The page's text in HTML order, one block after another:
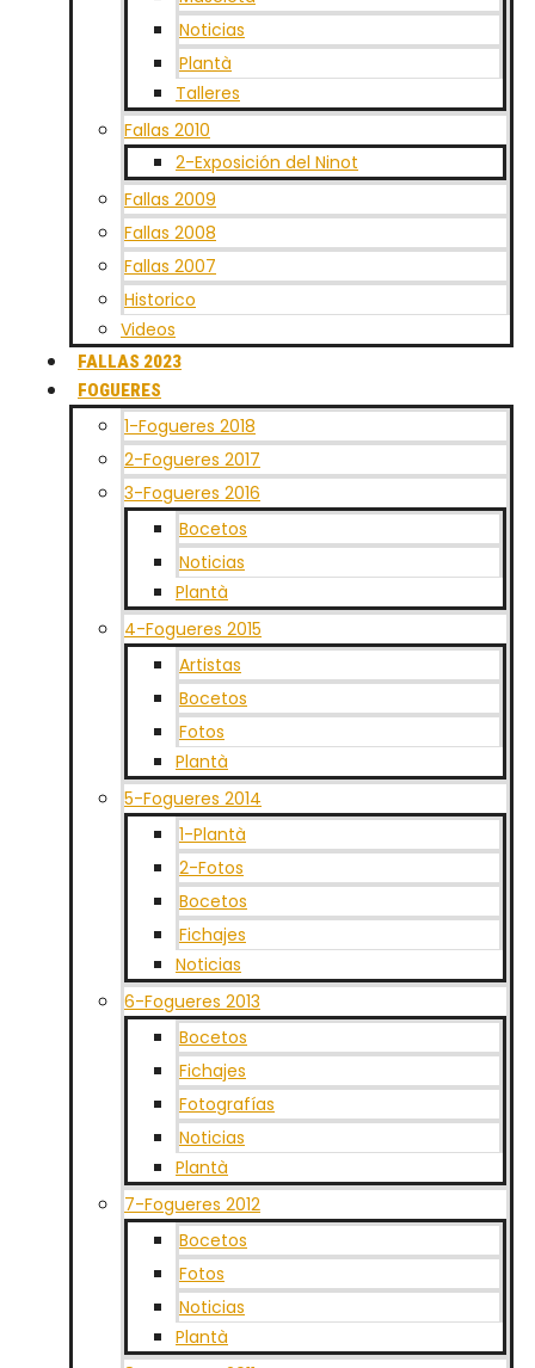
Noticias
Plantà
Talleres
Fallas 2010
2-Exposición del Ninot
Fallas 2009
Fallas 2008
Fallas 2007
Historico
Videos
FALLAS 2023
FOGUERES
1-Fogueres 2018
2-Fogueres 2017
3-Fogueres 2016
Bocetos
Noticias
Plantà
4-Fogueres 2015
Artistas
Bocetos
Fotos
Plantà
5-Fogueres 2014
1-Plantà
2-Fotos
Bocetos
Fichajes
Noticias
6-Fogueres 2013
Bocetos
Fichajes
Fotografías
Noticias
Plantà
7-Fogueres 2012
Bocetos
Fotos
Noticias
Plantà